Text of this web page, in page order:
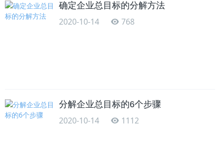
确定企业总目标的分解方法
2020-10-14 768
分解企业总目标的6个步骤
2020-10-14 1112